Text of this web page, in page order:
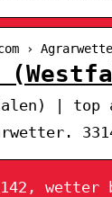
›
| top